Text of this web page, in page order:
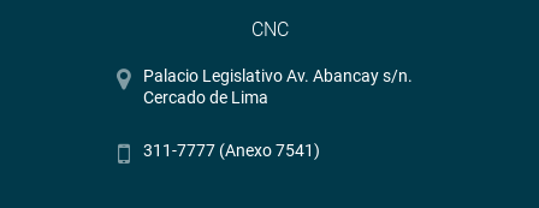
CNC
Palacio Legislativo Av. Abancay s/n.
Cercado de Lima
311-7777 (Anexo 7541)